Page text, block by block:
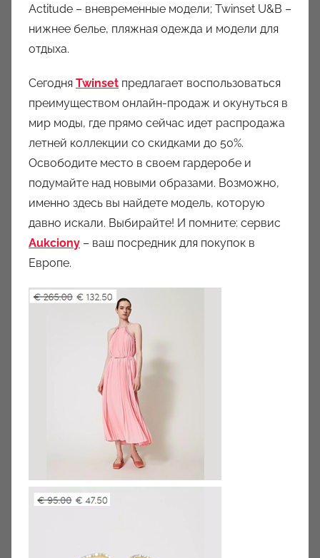
Actitude – вневременные модели; Twinset U&B –
нижнее белье, пляжная одежда и модели для
отдыха.
Сегодня Twinset предлагает воспользоваться
преимуществом онлайн-продаж и окунуться в
мир моды, где прямо сейчас идет распродажа
летней коллекции со скидками до 50%.
Освободите место в своем гардеробе и
подумайте над новыми образами. Возможно,
именно здесь вы найдете модель, которую
давно искали. Выбирайте! И помните: сервис
Aukciony – ваш посредник для покупок в
Европе.